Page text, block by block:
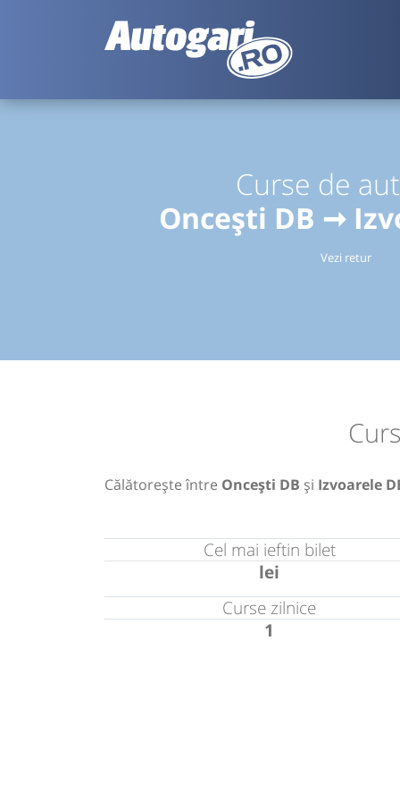
Curse de
Oncești DB ➞
Vezi retur
Călătorește între Oncești DB și Izvoarele
Cel mai ieftin bilet
lei
Curse zilnice
1